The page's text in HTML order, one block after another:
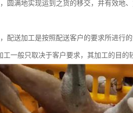
圆满地实现运到之货的移交，并有效地
配送加工是按照配送客户的要求所进行
工一般只取决于客户要求，其加工的目的